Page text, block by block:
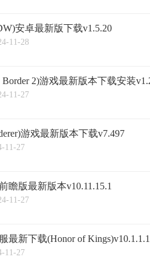
安卓最新版下载v1.5.20
11-28
2)游戏最新版本下载安装
11-27
游戏最新版本下载v7.497
11-27
瞻版最新版本v10.11.15.1
11-27
最新下载(Honor of Kings)v10.1.1.1
11-27